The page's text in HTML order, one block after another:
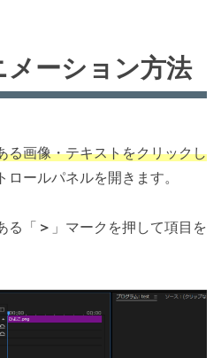
ーション方法
る画像・テキストをクリックし
ロールパネルを開きます。
る「 ＞ 」マークを押して項目を